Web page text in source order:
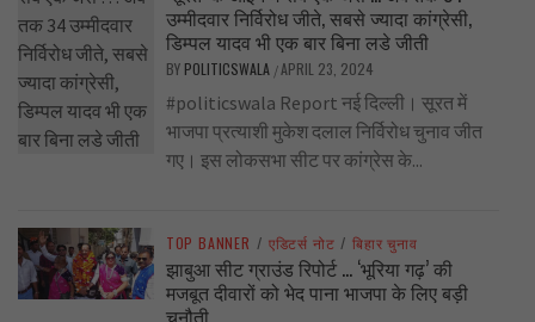
उम्मीदवार निर्विरोध जीते, सबसे ज्यादा कांग्रेसी,
डिम्पल यादव भी एक बार बिना लडे जीती
BY POLITICSWALA /APRIL 23, 2024
#politicswala Report नई दिल्ली। सूरत में
भाजपा प्रत्याशी मुकेश दलाल निर्विरोध चुनाव जीत
गए। इस लोकसभा सीट पर कांग्रेस के...
TOP BANNER / एडिटर्स नोट / बिहार चुनाव
झाबुआ सीट ग्राउंड रिपोर्ट … ‘भूरिया गढ़’ की
मजबूत दीवारों को भेद पाना भाजपा के लिए बड़ी
चुनौती